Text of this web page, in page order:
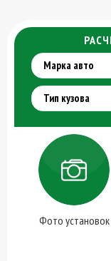
Марка авто
Тип кузова
Фото установок